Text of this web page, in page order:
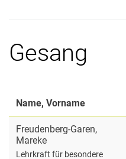
Gesang
Name, Vorname
Freudenberg-Garen,
Mareke
Lehrkraft für besondere